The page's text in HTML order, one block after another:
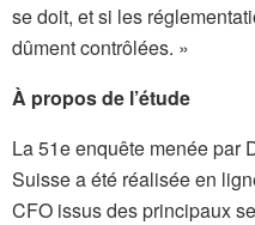
se doit, et si les
dûment contrôlées. »
À propos de l’étude
La 51e enquête menée par
Suisse a été réalisée en
CFO issus des principaux